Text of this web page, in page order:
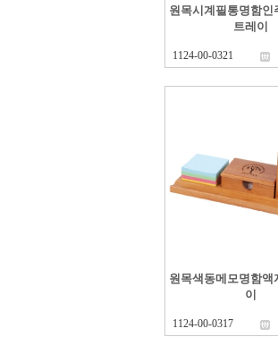
원목시계필통명함인
트레이
1124-00-0321
원목색동메모명함액
이
1124-00-0317